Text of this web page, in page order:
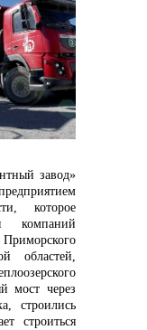
завод»
которое
компаний
областей,
мост через
строились
строиться